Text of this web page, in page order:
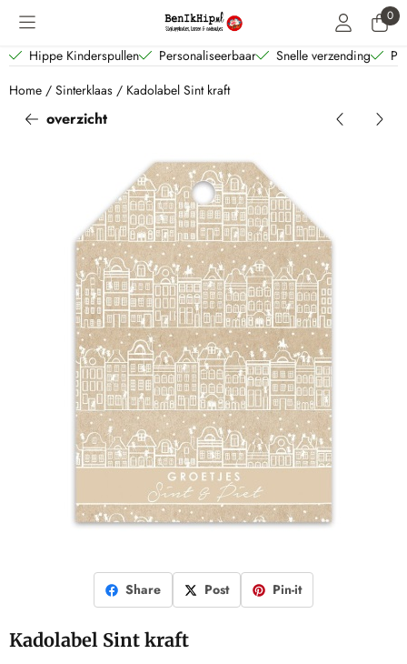
Cookievoorkeuren zijn beschikbaar. Kies instellingen of sta alle 0
Hippe Kinderspullen Personaliseerbaar Snelle verzending
Home / Sinterklaas / Kadolabel Sint kraft
overzicht
Share Post Pin-it
Kadolabel Sint kraft